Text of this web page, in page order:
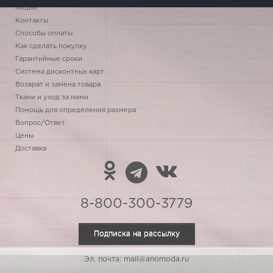
Акции
Контакты
Способы оплаты
Как сделать покупку
Гарантийные сроки
Система дисконтных карт
Возврат и замена товара
Ткани и уход за ними
Помощь для определения размера
Вопрос/Ответ
Цены
Доставка
8-800-300-3779
Подписка на рассылку
Эл. почта: mail@anomoda.ru